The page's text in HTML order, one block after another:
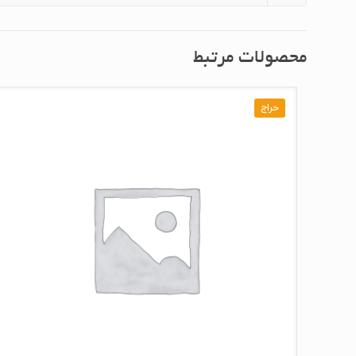
محصولات مرتبط
حراج